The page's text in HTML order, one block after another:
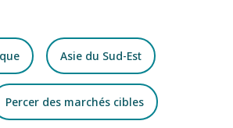
Asie du Sud-Est
Percer des marchés cibles